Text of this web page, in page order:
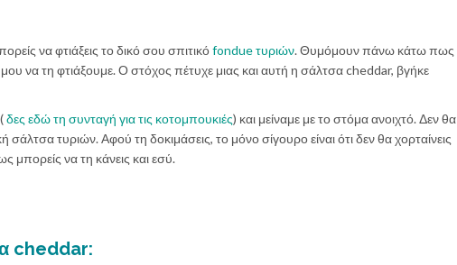
να φτιάξεις το δικό σου σπιτικόfondue τυριών. Θυμόμουν πάνω κάτω πως
μου να τη φτιάξουμε. Ο στόχος πέτυχε μιας και αυτή η σάλτσα cheddar, βγήκε
δες εδώ τη συνταγή για τις κοτομπουκιές) και μείναμε με το στόμα ανοιχτό. Δεν θα
σάλτσα τυριών. Αφού τη δοκιμάσεις, το μόνο σίγουρο είναι ότι δεν θα χορταίνεις
μπορείς να τη κάνεις και εσύ.
cheddar: